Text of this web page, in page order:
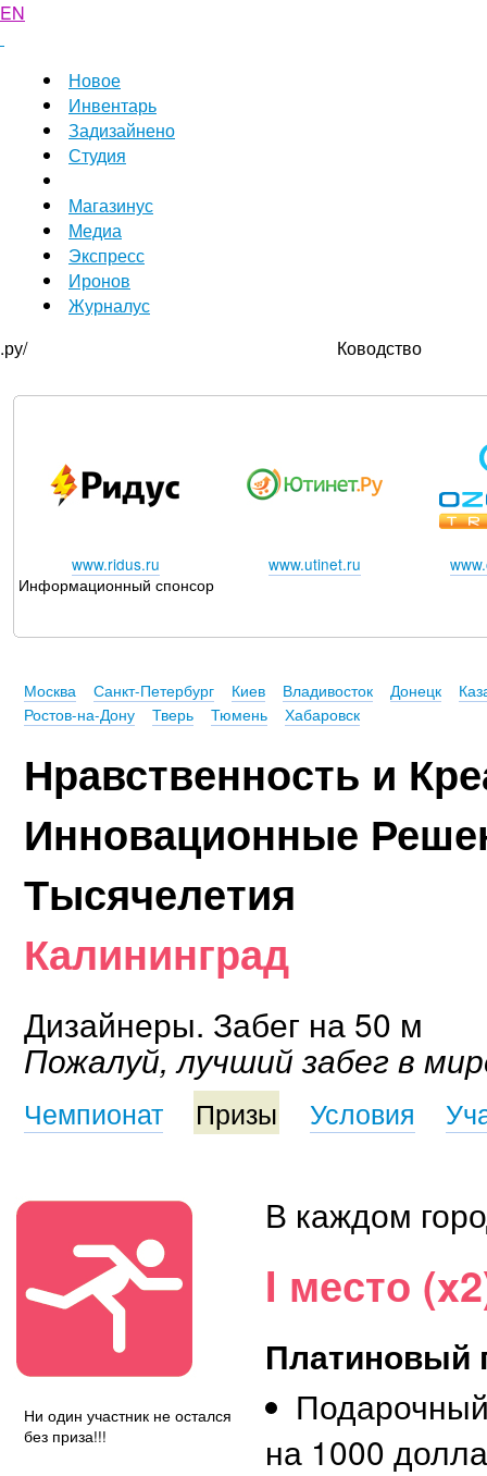
EN
Новое
Инвентарь
Задизайнено
Студия
Магазинус
Медиа
Экспресс
Иронов
Журналус
.ру/
Ководство
www.ridus.ru
Информационный спонсор
www.utinet.ru
Москва Санкт-Петербург Киев Владивосток Донецк
Ростов-на-Дону
Тверь Тюмень Хабаровск
Нравственность и
Инновационные
Тысячелетия
Калининград
Дизайнеры. Забег на 50 м
Пожалуй, лучший забег в
Чемпионат Призы Условия
Ни один участник не остался
без приза!!!
В каждом
I место
Платиновый
на 1000